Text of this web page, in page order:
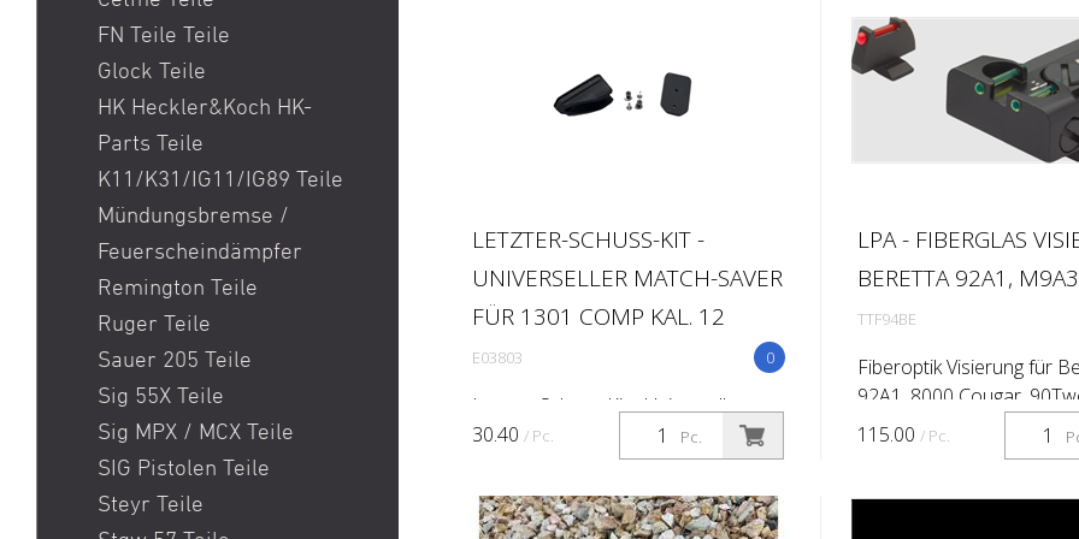
CZ
Davika
Derya
DPMS
DS Arms
Eotech
ERATAC
F-1
Fabarm
Faxon Firearms
FEG
Ferlach
Fischer Development
Flux Defense
FN
FN Teile Teile
Glock Teile
HK Heckler&Koch HK-
Parts Teile
K11/K31/IG11/IG89 Teile
Mündungsbremse /
Feuerscheindämpfer
Remington Teile
Ruger Teile
Sauer 205 Teile
Sig 55X Teile
Sig MPX / MCX Teile
SIG Pistolen Teile
Steyr Teile
LETZTER-SCHUSS-KIT -
UNIVERSELLER MATCH-SAVER
FÜR 1301 COMP KAL. 12
0
E03803
Letzter-Schuss-Kit - Universeller
Match-Saver für 12-Kaliber-Flinten.
Innovatives Polymermaterial.
Größere Hülsen-Grifffläche und
Einfasung für schnelles Einsetzen
Pc.
30.40 / Pc.
LPA - FIBERGLAS
BERETTA 92A1,
TTF94BE
Fiberoptik Visierung für
92A1, 8000 Cougar,
und 98A1
115.00 / Pc.